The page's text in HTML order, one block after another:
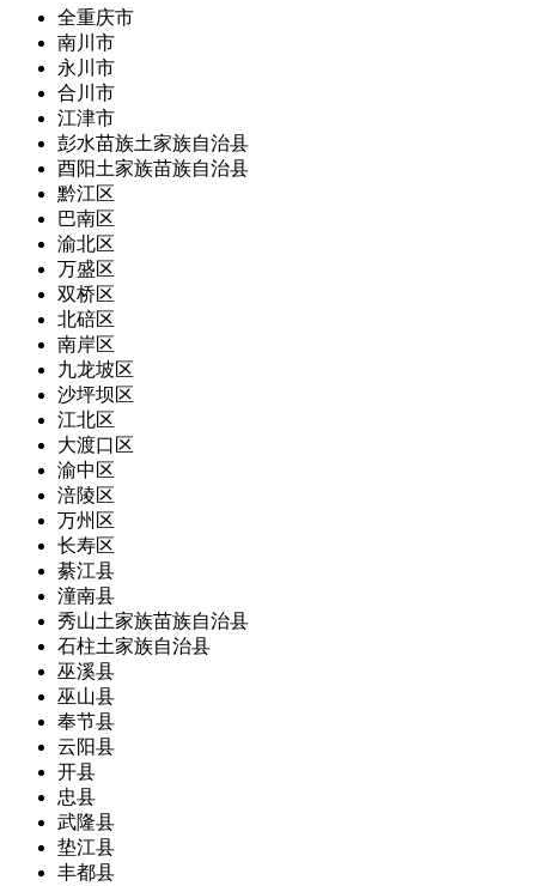
全重庆市
南川市
永川市
合川市
江津市
彭水苗族土家族自治县
酉阳土家族苗族自治县
黔江区
巴南区
渝北区
万盛区
双桥区
北碚区
南岸区
九龙坡区
沙坪坝区
江北区
大渡口区
渝中区
涪陵区
万州区
长寿区
綦江县
潼南县
秀山土家族苗族自治县
石柱土家族自治县
巫溪县
巫山县
奉节县
云阳县
开县
忠县
武隆县
垫江县
丰都县